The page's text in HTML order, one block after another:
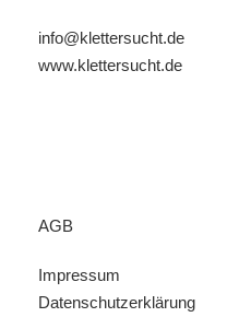
Alpenvereinsausweis
info@klettersucht.de
www.klettersucht.de
AGB
Impressum
Datenschutzerklärung